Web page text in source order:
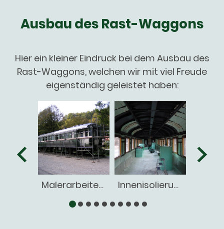
Ausbau des Rast-Waggons
Hier ein kleiner Eindruck bei dem Ausbau des
Rast-Waggons, welchen wir mit viel Freude
eigenständig geleistet haben:
Malerarbeiten Dach Innenisolierung